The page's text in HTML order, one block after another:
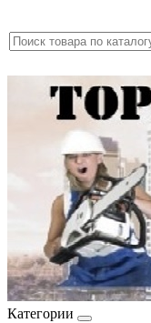
Категории